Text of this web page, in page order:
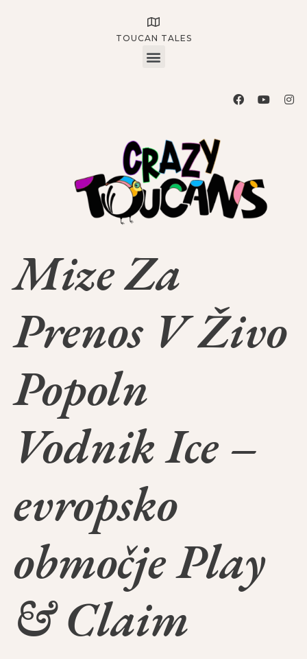
TOUCAN TALES
Mize Za
Prenos V Živo
Popoln
Vodnik Ice –
evropsko
območje Play
& Claim